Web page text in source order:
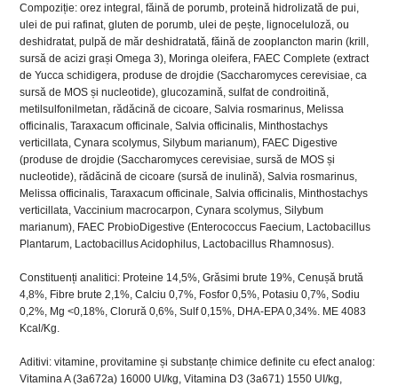
Compoziție: orez integral, făină de porumb, proteină hidrolizată de pui,
ulei de pui rafinat, gluten de porumb, ulei de pește, lignoceluloză, ou
deshidratat, pulpă de măr deshidratată, făină de zooplancton marin (krill,
sursă de acizi grași Omega 3), Moringa oleifera, FAEC Complete (extract
de Yucca schidigera, produse de drojdie (Saccharomyces cerevisiae, ca
sursă de MOS și nucleotide), glucozamină, sulfat de condroitină,
metilsulfonilmetan, rădăcină de cicoare, Salvia rosmarinus, Melissa
officinalis, Taraxacum officinale, Salvia officinalis, Minthostachys
verticillata, Cynara scolymus, Silybum marianum), FAEC Digestive
(produse de drojdie (Saccharomyces cerevisiae, sursă de MOS și
nucleotide), rădăcină de cicoare (sursă de inulină), Salvia rosmarinus,
Melissa officinalis, Taraxacum officinale, Salvia officinalis, Minthostachys
verticillata, Vaccinium macrocarpon, Cynara scolymus, Silybum
marianum), FAEC ProbioDigestive (Enterococcus Faecium, Lactobacillus
Plantarum, Lactobacillus Acidophilus, Lactobacillus Rhamnosus).
Constituenți analitici: Proteine 14,5%, Grăsimi brute 19%, Cenușă brută
4,8%, Fibre brute 2,1%, Calciu 0,7%, Fosfor 0,5%, Potasiu 0,7%, Sodiu
0,2%, Mg <0,18%, Clorură 0,6%, Sulf 0,15%, DHA-EPA 0,34%. ME 4083
Kcal/Kg.
Aditivi: vitamine, provitamine și substanțe chimice definite cu efect analog:
Vitamina A (3a672a) 16000 UI/kg, Vitamina D3 (3a671) 1550 UI/kg,